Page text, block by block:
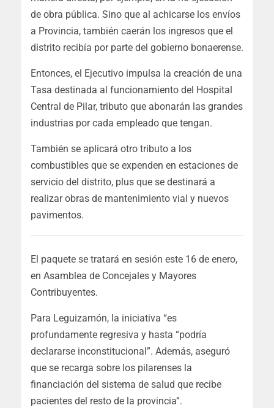
de obra pública. Sino que al achicarse los envíos
a Provincia, también caerán los ingresos que el
distrito recibía por parte del gobierno bonaerense.
Entonces, el Ejecutivo impulsa la creación de una
Tasa destinada al funcionamiento del Hospital
Central de Pilar, tributo que abonarán las grandes
industrias por cada empleado que tengan.
También se aplicará otro tributo a los
combustibles que se expenden en estaciones de
servicio del distrito, plus que se destinará a
realizar obras de mantenimiento vial y nuevos
pavimentos.
El paquete se tratará en sesión este 16 de enero,
en Asamblea de Concejales y Mayores
Contribuyentes.
Para Leguizamón, la iniciativa “es
profundamente regresiva y hasta “podría
declararse inconstitucional”. Además, aseguró
que se recarga sobre los pilarenses la
financiación del sistema de salud que recibe
pacientes del resto de la provincia”.